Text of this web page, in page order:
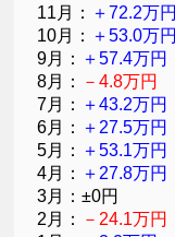
11月： ＋72.2万円
10月： ＋53.0万円
9月： ＋57.4万円
8月：
－4.8万円
7月： ＋43.2万円
6月： ＋27.5万円
5月： ＋53.1万円
4月： ＋27.8万円
3月：±0円
2月：
－24.1万円